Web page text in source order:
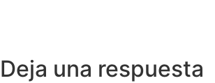
Deja una respuesta